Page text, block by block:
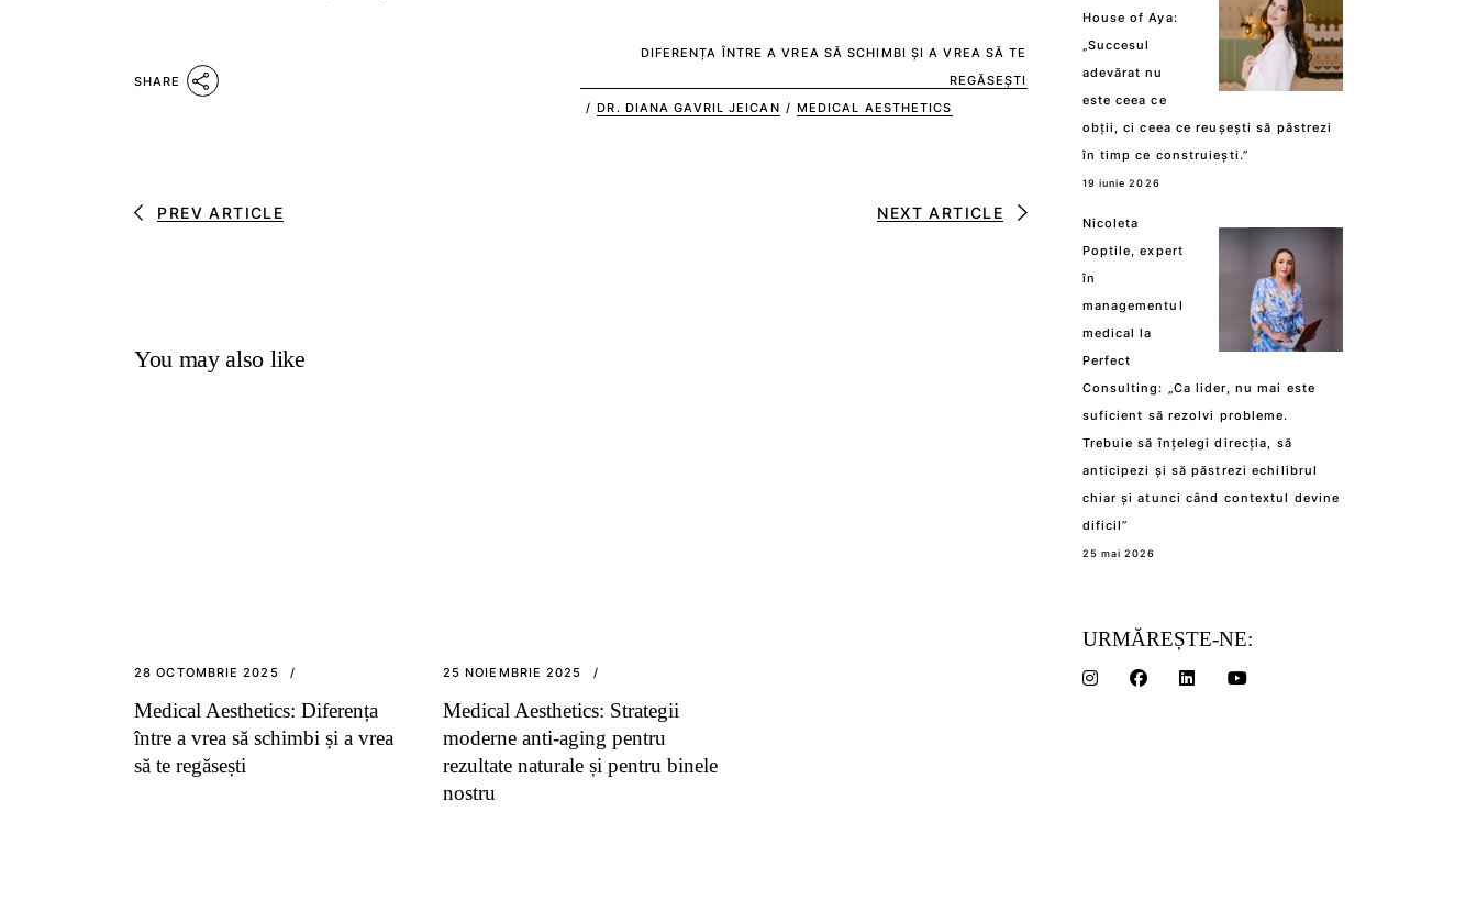
SHARE
DIFERENȚA ÎNTRE A VREA SĂ SCHIMBI ȘI A VREA SĂ TE
REGĂSEȘTI
/ DR. DIANA GAVRIL JEICAN / MEDICAL AESTHETICS
PREV ARTICLE NEXT ARTICLE
You may also like
28 OCTOMBRIE 2025
Medical Aesthetics: Diferența
între a vrea să schimbi și a vrea
să te regăsești
25 NOIEMBRIE 2025
Medical Aesthetics: Strategii
moderne anti-aging pentru
rezultate naturale și pentru binele
nostru
House of Aya:
„Succesul
adevărat nu
este ceea ce
obții, ci ceea ce reușești să păstrezi
în timp ce construiești.”
19 iunie 2026
Nicoleta
Poptile, expert
în
managementul
medical la
Perfect
Consulting: „Ca lider, nu mai este
suficient să rezolvi probleme.
Trebuie să înțelegi direcția, să
anticipezi și să păstrezi echilibrul
chiar și atunci când contextul devine
dificil”
25 mai 2026
URMĂREȘTE-NE: